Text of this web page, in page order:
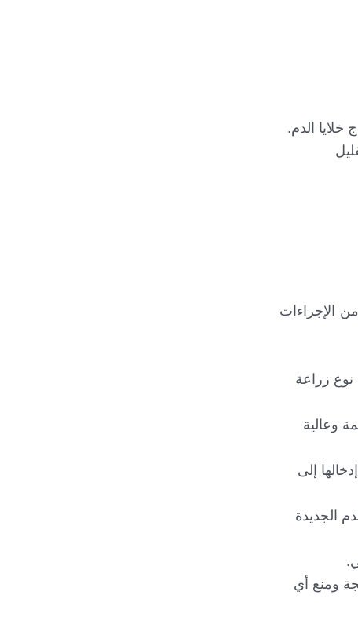
خلايا الدم.
الإجراءات
نوع زراعة
وعالية
إلى
الجديدة
ومنع أي